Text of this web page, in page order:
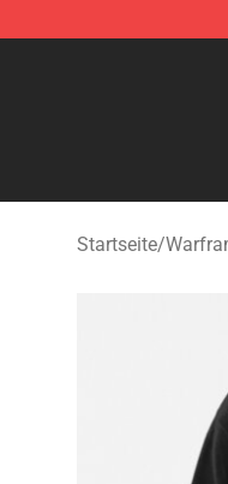
Warframe Shop
Startseite/